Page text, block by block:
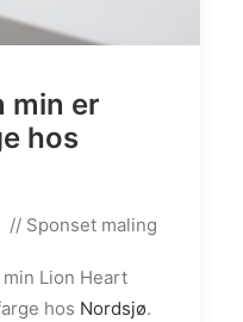
min er
hos
// Sponset maling
Lion Heart
hos Nordsjø.